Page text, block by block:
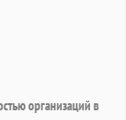
организаций в